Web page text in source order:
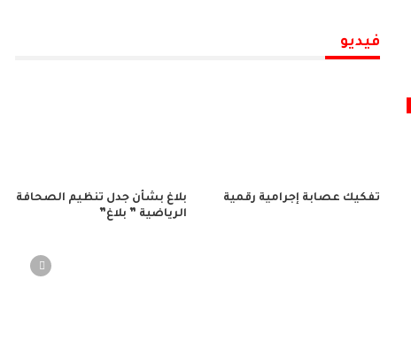
فيديو
تفكيك عصابة إجرامية رقمية
بلاغ بشأن جدل تنظيم الصحافة
الرياضية ” بلاغ”